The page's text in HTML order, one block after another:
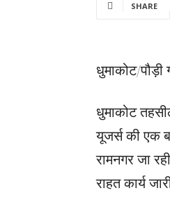
SHARE
धुमाकोट/
धुमाकोट
यूजर्स की एक
रामनगर जा
राहत कार्य